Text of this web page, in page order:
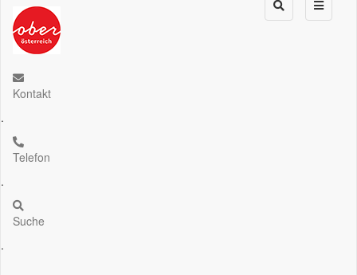
Kontakt
.
Telefon
.
Suche
.